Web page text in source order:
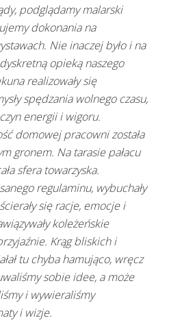
podglądamy malarski
dokonania na
Nie inaczej było i na
opieką naszego
realizowały się
spędzania wolnego czasu,
energii i wigoru.
domowej pracowni została
gronem. Na tarasie pałacu
sfera towarzyska.
regulaminu, wybuchały
się racje, emocje i
koleżeńskie
Krąg bliskich i
tu chyba hamująco, wręcz
sobie idee, a może
i wywieraliśmy
i wizje.